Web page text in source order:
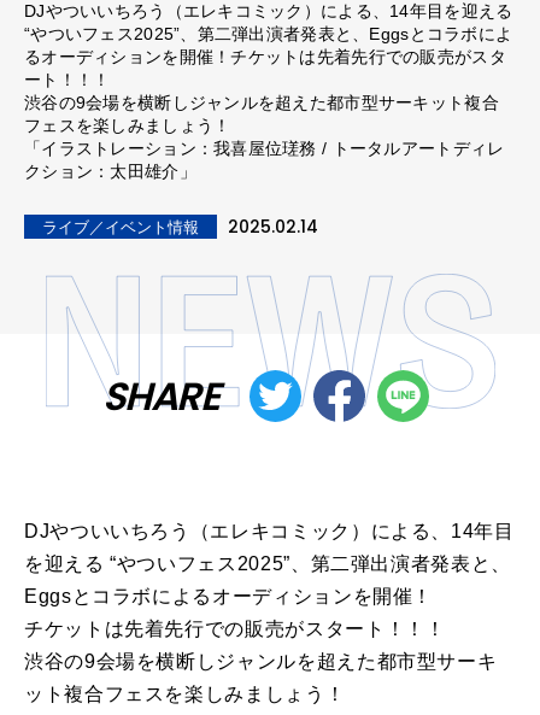
DJやついいちろう（エレキコミック）による、14年目を迎える
“やついフェス2025”、第二弾出演者発表と、Eggsとコラボによ
るオーディションを開催！チケットは先着先行での販売がスタ
ート！！！
渋谷の9会場を横断しジャンルを超えた都市型サーキット複合
フェスを楽しみましょう！
「イラストレーション：我喜屋位瑳務 / トータルアートディレ
クション：太田雄介」
ライブ／イベント情報 2025.02.14
SHARE
DJやついいちろう（エレキコミック）による、14年目
を迎える “やついフェス2025”、第二弾出演者発表と、
Eggsとコラボによるオーディションを開催！
チケットは先着先行での販売がスタート！！！
渋谷の9会場を横断しジャンルを超えた都市型サーキ
ット複合フェスを楽しみましょう！